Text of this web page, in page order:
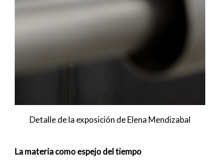
Detalle de la exposición de Elena Mendizabal
La materia como espejo del tiempo